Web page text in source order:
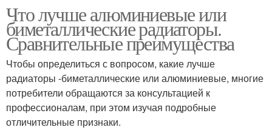
Что лучше алюминиевые или
биметаллические радиаторы.
Сравнительные преимущества
Чтобы определиться с вопросом, какие лучше
радиаторы -биметаллические или алюминиевые, многие
потребители обращаются за консультацией к
профессионалам, при этом изучая подробные
отличительные признаки.